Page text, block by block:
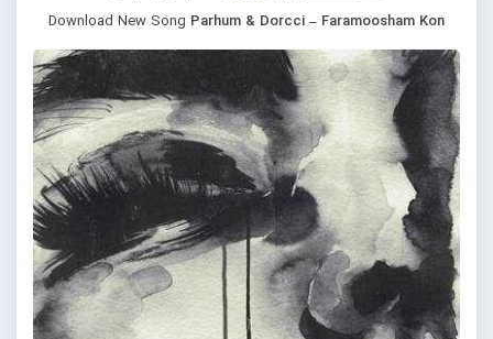
Download New Song Parhum & Dorcci – Faramoosham Kon